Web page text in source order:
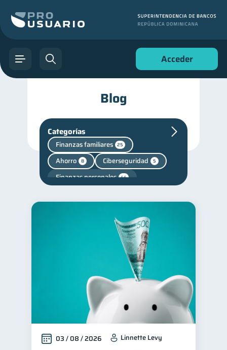
Acceder
Blog
Categorías
Finanzas familiares 25
Ahorro 8 Ciberseguridad 5
Finanzas personales 44
Finanzas para jóvenes 30
Bienestar financiero
Finanzas para mujeres
Seguridad financiera 13
Salud financiera 12
Productos financieros 11
03 / 08 / 2026 Linnette Levy